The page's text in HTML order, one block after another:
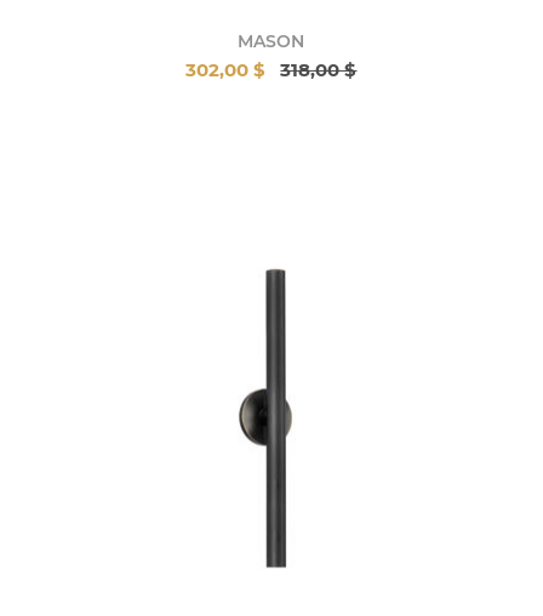
MASON
302,00 $ 318,00 $